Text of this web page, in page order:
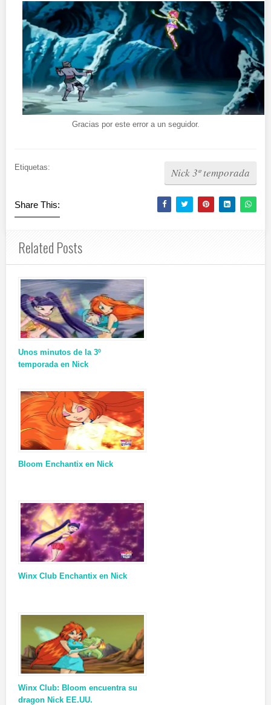
Gracias por este error a un seguidor.
Etiquetas: Nick 3º temporada
Share This:
Related Posts
Unos minutos de la 3º
temporada en Nick
Bloom Enchantix en Nick
Winx Club Enchantix en Nick
Winx Club: Bloom encuentra su
dragon Nick EE.UU.